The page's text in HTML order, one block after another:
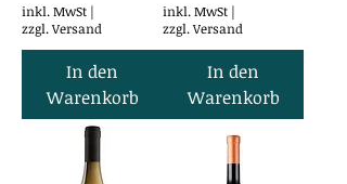
inkl. MwSt |
zzgl. Versand
In den
Warenkorb
inkl. MwSt |
zzgl. Versand
In den
Warenkorb